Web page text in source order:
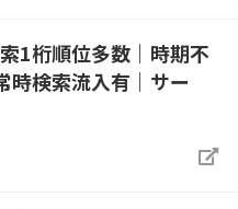
1桁順位多数｜時期不
時検索流入有｜サー